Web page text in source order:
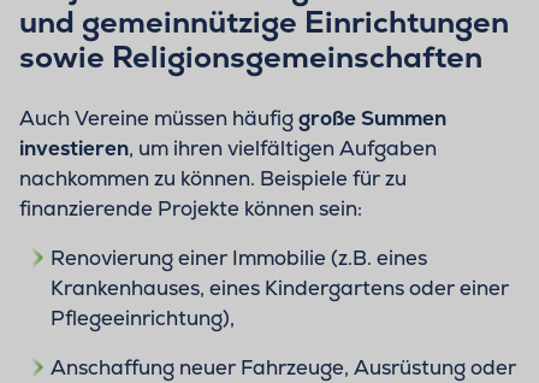
und gemeinnützige Einrichtungen
sowie Religionsgemeinschaften
Auch Vereine müssen häufiggroße Summen
investieren, um ihren vielfältigen Aufgaben
nachkommen zu können. Beispiele für zu
finanzierende Projekte können sein:
Renovierung einer Immobilie (z.B. eines
Krankenhauses, eines Kindergartens oder einer
Pflegeeinrichtung),
Anschaffung neuer Fahrzeuge, Ausrüstung oder